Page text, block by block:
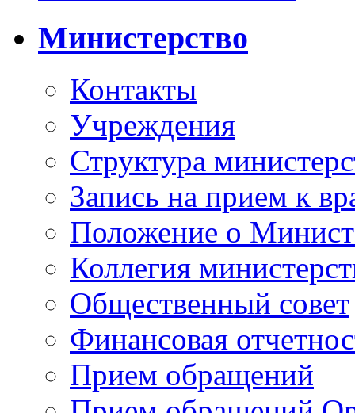
Министерство
Контакты
Учреждения
Структура
Запись на прием к
Положение о
Коллегия
Общественный совет
Финансовая
Прием обращений